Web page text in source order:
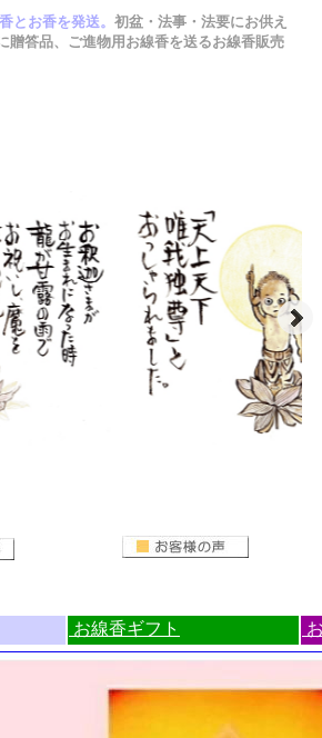
とお香を発送。 初盆・法事・法要にお供え
贈答品、ご進物用お線香を送るお線香販売
お線香ギフト